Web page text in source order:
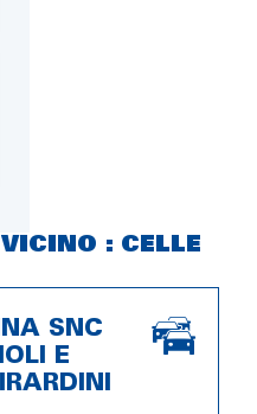
: CELLE
SNC
E